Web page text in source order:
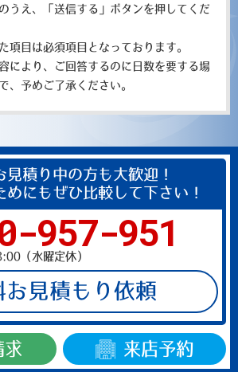
うえ、「送信する」ボタンを押してくだ
項目は必須項目となっております。
により、ご回答するのに日数を要する場
、予めご了承ください。
見積り中の方も大歓迎！
めにもぜひ比較して下さい！
957-951
（水曜定休）
お見積もり依頼
求 来店予約